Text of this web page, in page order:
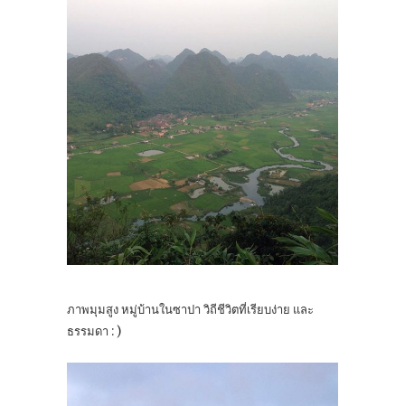
ภาพมุมสูง หมู่บ้านในซาปา วิถีชีวิตที่เรียบง่าย และ
ธรรมดา : )